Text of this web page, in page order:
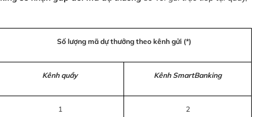
Số lượng mã dự thưởng theo kênh gửi (*)
Kênh quầy Kênh SmartBanking
1 2